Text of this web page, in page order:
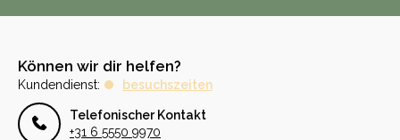
Können wir dir helfen?
Kundendienst: besuchszeiten
Telefonischer Kontakt
+31 6 5550 9970